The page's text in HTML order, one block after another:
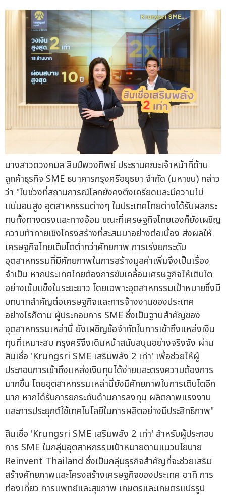
นางสาวดวงกมล ลิมป์พวงทิพย์ ประธานคณะเจ้าหน้าที่ด้าน
ลูกค้าธุรกิจ SME ธนาคารกรุงศรีอยุธยา จำกัด (มหาชน) กล่าว
ว่า "ในช่วงที่สถานการณ์โลกยังคงตึงเครียดและมีความไม่
แน่นอนสูง อุตสาหกรรมต่างๆ ในประเทศไทยต่างได้รับผลกระ
ทบทั้งทางตรงและทางอ้อม ขณะที่เศรษฐกิจไทยเองก็ยังเผชิญ
ความท้าทายเชิงโครงสร้างที่สะสมมาอย่างต่อเนื่อง ส่งผลให้
เศรษฐกิจไทยเติบโตต่ำกว่าศักยภาพ การเร่งยกระดับ
อุตสาหกรรมที่มีศักยภาพในการสร้างมูลค่าเพิ่มจึงเป็นเรื่อง
จำเป็น หากประเทศไทยต้องการขับเคลื่อนเศรษฐกิจให้เติบโต
อย่างเข้มแข็งในระยะยาว โดยเฉพาะอุตสาหกรรมเป้าหมายซึ่งมี
บทบาทสำคัญต่อเศรษฐกิจและการจ้างงานของประเทศ
อย่างไรก็ตาม ผู้ประกอบการ SME ซึ่งเป็นฐานสำคัญของ
อุตสาหกรรมเหล่านี้ ยังเผชิญข้อจำกัดในการเข้าถึงแหล่งเงิน
ทุนที่เหมาะสม กรุงศรีจึงเดินหน้าสนับสนุนอย่างจริงจัง ผ่าน
สินเชื่อ 'Krungsri SME เสริมพลัง 2 เท่า' เพื่อช่วยให้ผู้
ประกอบการเข้าถึงแหล่งเงินทุนได้ง่ายและตรงความต้องการ
มากขึ้น โดยอุตสาหกรรมเหล่านี้ยังมีศักยภาพในการเติบโตอีก
มาก หากได้รับการยกระดับด้านการลงทุน ผลิตภาพแรงงาน
และการประยุกต์ใช้เทคโนโลยีในการผลิตอย่างมีประสิทธิภาพ"
สินเชื่อ 'Krungsri SME เสริมพลัง 2 เท่า' สำหรับผู้ประกอบ
การ SME ในกลุ่มอุตสาหกรรมเป้าหมายตามแนวนโยบาย
Reinvent Thailand ซึ่งเป็นกลุ่มธุรกิจสำคัญที่จะช่วยเสริม
สร้างศักยภาพและโครงสร้างเศรษฐกิจของประเทศ อาทิ การ
ท่องเที่ยว การแพทย์และสุขภาพ เกษตรและเกษตรแปรรูป